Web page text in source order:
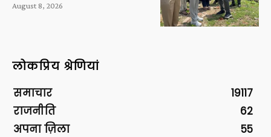
August 8, 2026
लोकप्रिय श्रेणियां
समाचार
19117
राजनीति
62
अपना ज़िला
55